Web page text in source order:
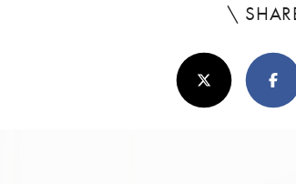
\
X(Twitter)